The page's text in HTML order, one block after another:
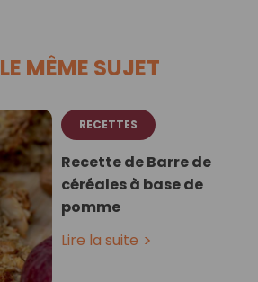
MÊME SUJET
RECETTES
Recette de Barre de
céréales à base de
pomme
Lire la suite